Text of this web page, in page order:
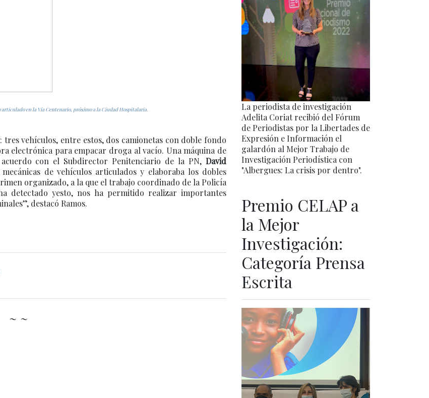
en la Vía Centenario, próximo a la Ciudad Hospitalaria.
vehículos, entre estos, dos camionetas con doble fondo
electrónica para empacar droga al vacío. Una máquina de
con el Subdirector Penitenciario de la PN, David
de vehículos articulados y elaboraba los dobles
organizado, a la que el trabajo coordinado de la Policía
detectado yesto, nos ha permitido realizar importantes
destacó Ramos.
~ ~
La periodista de investigación
Adelita Coriat recibió del Fórum
de Periodistas por la Libertades de
Expresión e Información el
galardón al Mejor Trabajo de
Investigación Periodística con
"Albergues: La crisis por dentro".
Premio CELAP a
la Mejor
Investigación:
Categoría Prensa
Escrita